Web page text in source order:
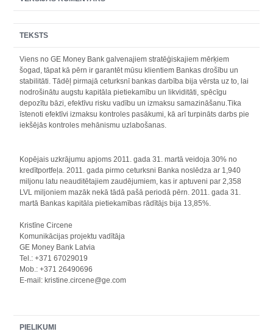
TEKSTS
Viens no GE Money Bank galvenajiem stratēģiskajiem mērķiem
šogad, tāpat kā pērn ir garantēt mūsu klientiem Bankas drošību un
stabilitāti. Tādēļ pirmajā ceturksnī bankas darbība bija vērsta uz to, lai
nodrošinātu augstu kapitāla pietiekamību un likviditāti, spēcīgu
depozītu bāzi, efektīvu risku vadību un izmaksu samazināšanu.Tika
īstenoti efektīvi izmaksu kontroles pasākumi, kā arī turpināts darbs pie
iekšējās kontroles mehānismu uzlabošanas.
Kopējais uzkrājumu apjoms 2011. gada 31. martā veidoja 30% no
kredītportfeļa. 2011. gada pirmo ceturksni Banka noslēdza ar 1,940
miljonu latu neauditētajiem zaudējumiem, kas ir aptuveni par 2,358
LVL miljoniem mazāk nekā tādā pašā periodā pērn. 2011. gada 31.
martā Bankas kapitāla pietiekamības rādītājs bija 13,85%.
Kristīne Circene
Komunikācijas projektu vadītāja
GE Money Bank Latvia
Tel.: +371 67029019
Mob.: +371 26490696
E-mail: kristine.circene@ge.com
PIELIKUMI